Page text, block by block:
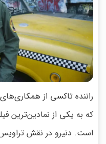
راننده تاکسی از
که به یکی از نمادین‌ترین
است. دنیرو در نقش